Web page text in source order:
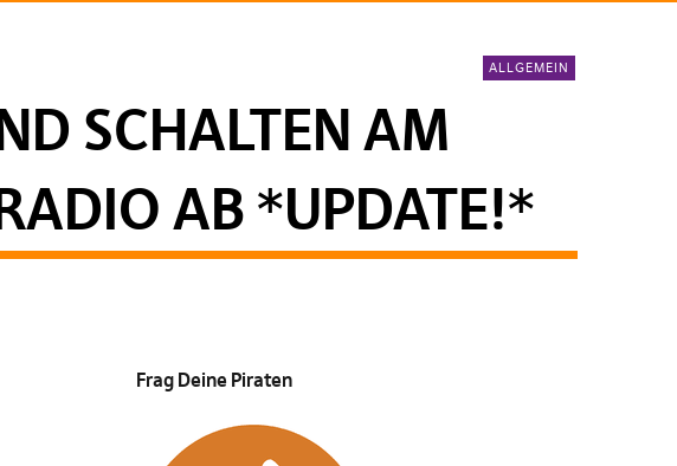
ALLGEMEIN
SCHALTEN AM
AB *UPDATE!*
Frag Deine Piraten